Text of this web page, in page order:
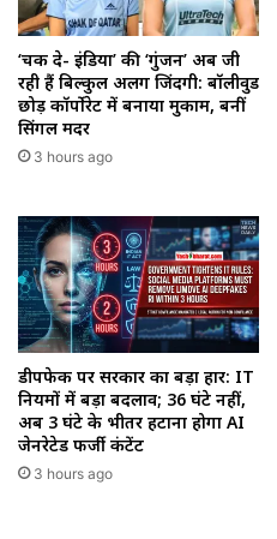
‘चक दे- इंडिया’ की ‘गुंजन’ अब जी
रही हैं बिल्कुल अलग जिंदगी: बॉलीवुड
छोड़ कॉर्पोरेट में बनाया मुकाम, बनीं
सिंगल मदर
3 hours ago
डीपफेक पर सरकार का बड़ा प्रहार: IT
नियमों में बड़ा बदलाव; 36 घंटे नहीं,
अब 3 घंटे के भीतर हटाना होगा AI
जेनरेटेड फर्जी कंटेंट
3 hours ago